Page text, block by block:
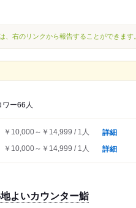
右のリンクから報告することができます。
ワー66人
￥10,000～￥14,999 1人 詳細
￥10,000～￥14,999 1人 詳細
よいカウンター鮨